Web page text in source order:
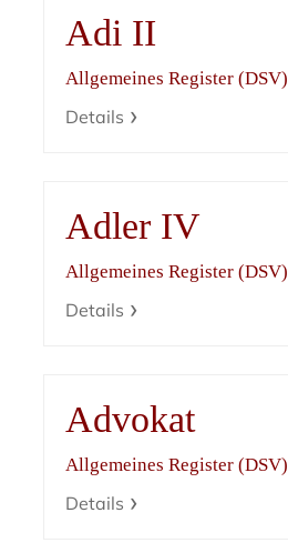
Adi II
Allgemeines Register (DSV)
Details
Adler IV
Allgemeines Register (DSV)
Details
Advokat
Allgemeines Register (DSV)
Details